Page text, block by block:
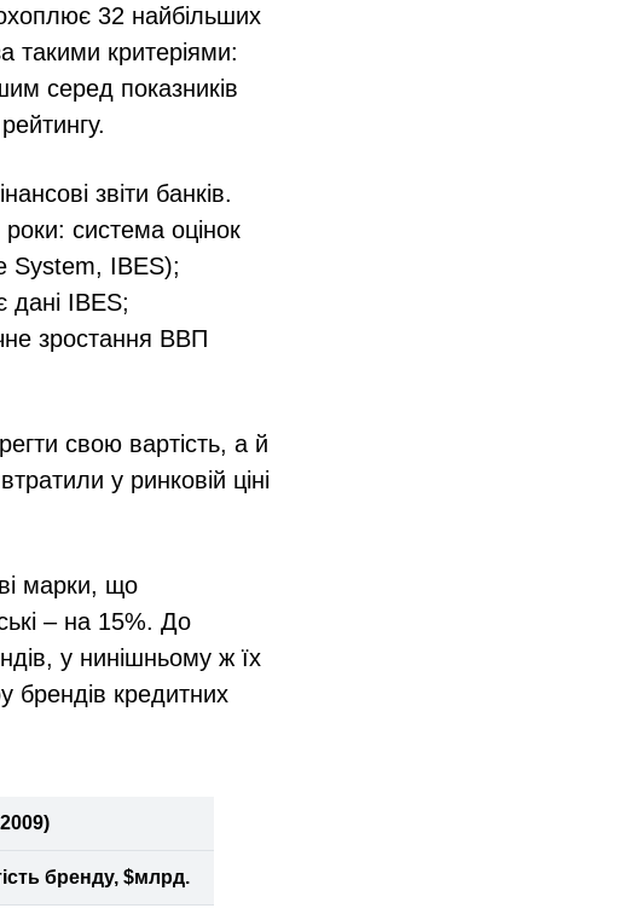
32 найбільших
такими критеріями:
серед показників
звіти банків.
система оцінок
System, IBES);
дані IBES;
зростання ВВП
свою вартість, а й
у ринковій ціні
марки, що
– на 15%. До
у нинішньому ж їх
брендів кредитних
бренду, $млрд.